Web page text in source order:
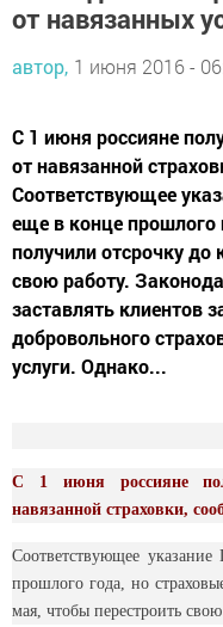
от навязанных
автор, 1 июня 2016 -
С 1 июня россияне
от навязанной
Соответствующее
еще в конце прошлого
получили отсрочку до
свою работу.
заставлять клиентов
добровольного
услуги. Однако...
С 1 июня россияне
навязанной страховки,
Соответствующее
прошлого года, но
мая, чтобы перестроить свою